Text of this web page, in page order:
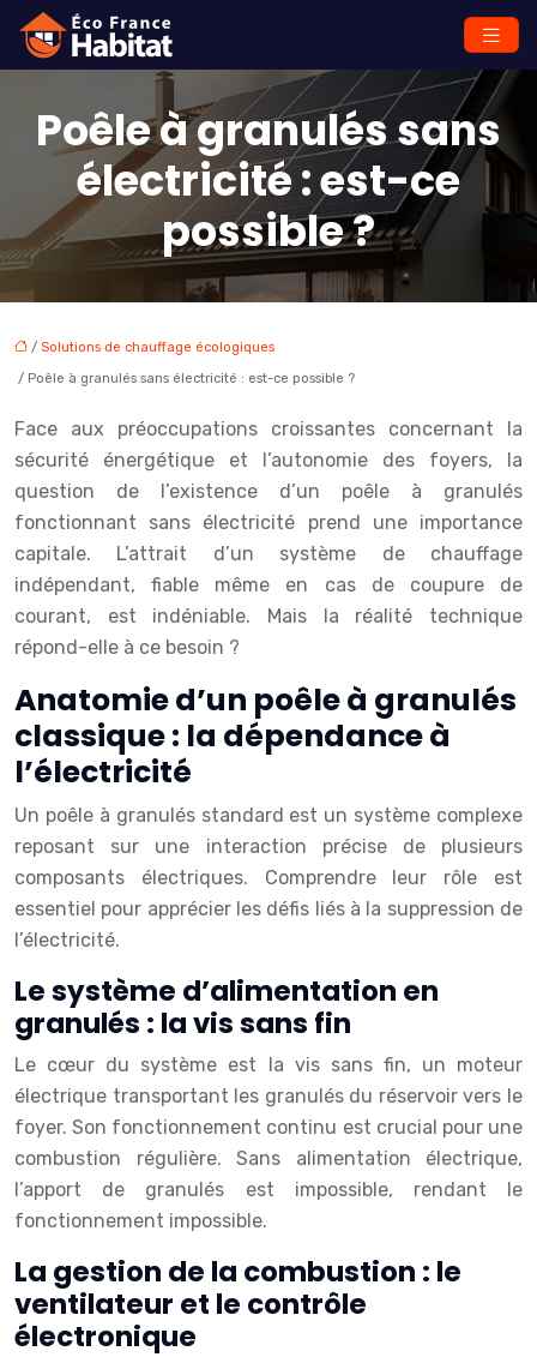
Poêle à granulés sans
électricité : est-ce
possible ?
/ Solutions de chauffage écologiques
/ Poêle à granulés sans électricité : est-ce possible ?
Face aux préoccupations croissantes concernant la
sécurité énergétique et l’autonomie des foyers, la
question de l’existence d’un poêle à granulés
fonctionnant sans électricité prend une importance
capitale. L’attrait d’un système de chauffage
indépendant, fiable même en cas de coupure de
courant, est indéniable. Mais la réalité technique
répond-elle à ce besoin ?
Anatomie d’un poêle à granulés
classique : la dépendance à
l’électricité
Un poêle à granulés standard est un système complexe
reposant sur une interaction précise de plusieurs
composants électriques. Comprendre leur rôle est
essentiel pour apprécier les défis liés à la suppression de
l’électricité.
Le système d’alimentation en
granulés : la vis sans fin
Le cœur du système est la vis sans fin, un moteur
électrique transportant les granulés du réservoir vers le
foyer. Son fonctionnement continu est crucial pour une
combustion régulière. Sans alimentation électrique,
l’apport de granulés est impossible, rendant le
fonctionnement impossible.
La gestion de la combustion : le
ventilateur et le contrôle
électronique